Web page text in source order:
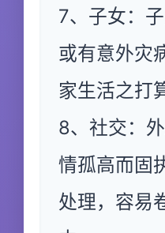
7、子女：
或有意外灾
家生活之打
8、社交：
情孤高而固
处理，容易